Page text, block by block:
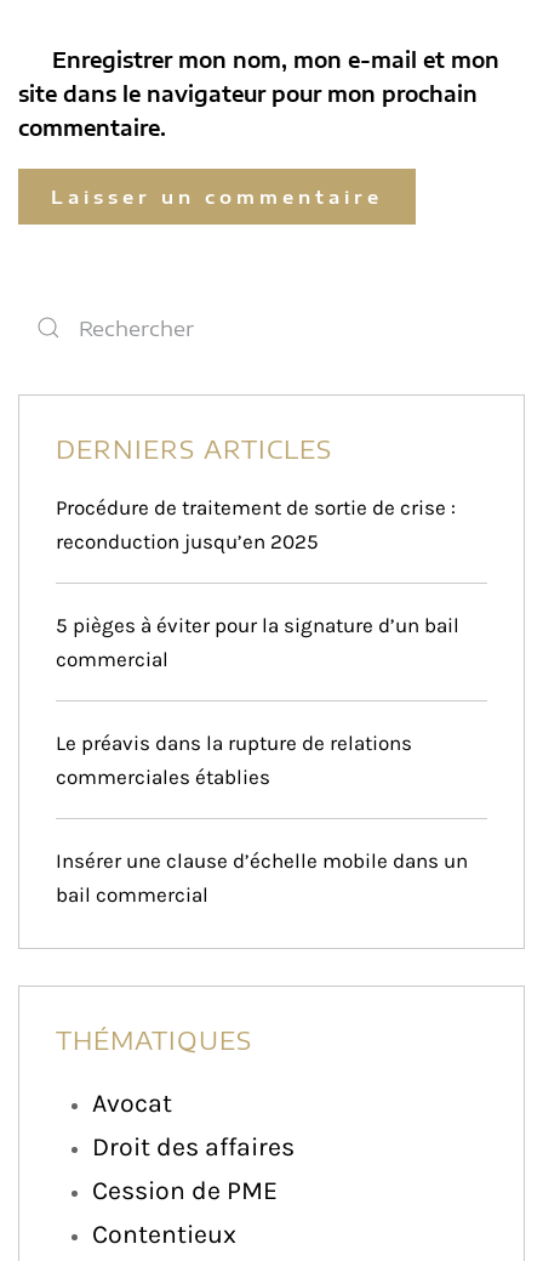
Enregistrer mon nom, mon e-mail et mon
site dans le navigateur pour mon prochain
commentaire.
Laisser un commentaire
DERNIERS ARTICLES
Procédure de traitement de sortie de crise :
reconduction jusqu’en 2025
5 pièges à éviter pour la signature d’un bail
commercial
Le préavis dans la rupture de relations
commerciales établies
Insérer une clause d’échelle mobile dans un
bail commercial
THÉMATIQUES
Avocat
Droit des affaires
Cession de PME
Contentieux